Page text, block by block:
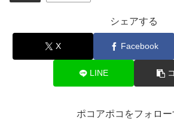
シェアする
X Facebook
LINE
ポコアポコをフォロー